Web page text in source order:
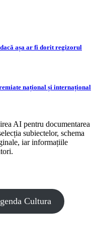
așa ar fi dorit regizorul
național și internațional
AI pentru documentarea
subiectelor, schema
iar informațiile
Cultura